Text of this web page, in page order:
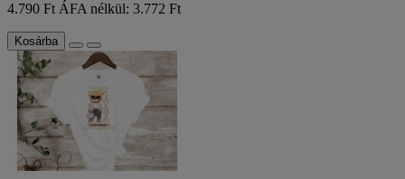
4.790 Ft ÁFA nélkül: 3.772 Ft
Kosárba